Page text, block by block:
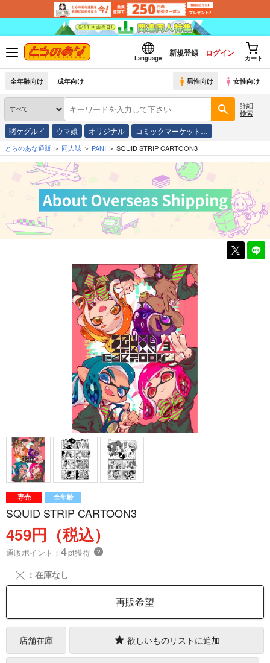
Language
新規登録 ログイン
カート
全年齢向け 成年向け 男性向け 女性向け
詳細
検索
賭ケグルイ ウマ娘 オリジナル コミックマーケット…
とらのあな通販 同人誌 PANI SQUID STRIP CARTOON3
専売 全年齢
SQUID STRIP CARTOON3
459円（税込）
通販ポイント： 4pt獲得 ？
╳ ：在庫なし
再販希望
店舗在庫 欲しいものリストに追加